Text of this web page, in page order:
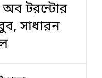
টরন্টোর
সাধারন